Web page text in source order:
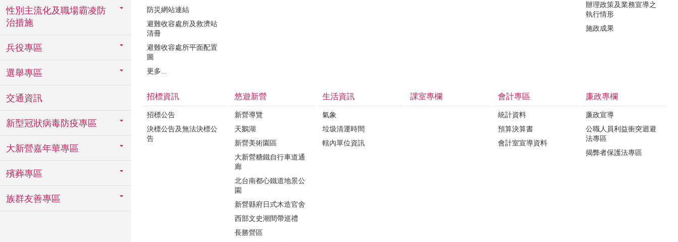
性別主流化及職場霸凌防
治措施
兵役專區
選舉專區
交通資訊
新型冠狀病毒防疫專區
大新營嘉年華專區
殯葬專區
族群友善專區
防災網站連結
避難收容處所及救濟站
清冊
避難收容處所平面配置
圖
更多...
辦理政策及業務宣導之
執行情形
施政成果
招標資訊
招標公告
決標公告及無法決標公
告
悠遊新營
新營導覽
天鵝湖
新營美術園區
大新營糖鐵自行車道通
廊
北台南都心鐵道地景公
園
新營縣府日式木造官舍
西部文史潮間帶巡禮
長勝營區
生活資訊
氣象
垃圾清運時間
轄內單位資訊
課室專欄 會計專區
統計資料
預算決算書
會計室宣導資料
廉政專欄
廉政宣導
公職人員利益衝突迴避
法專區
揭弊者保護法專區